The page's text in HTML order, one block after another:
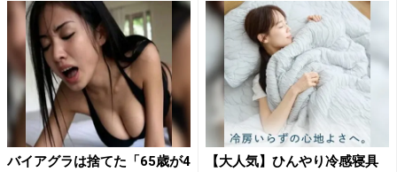
バイアグラは捨てた「65歳が4
【大人気】ひんやり冷感寝具